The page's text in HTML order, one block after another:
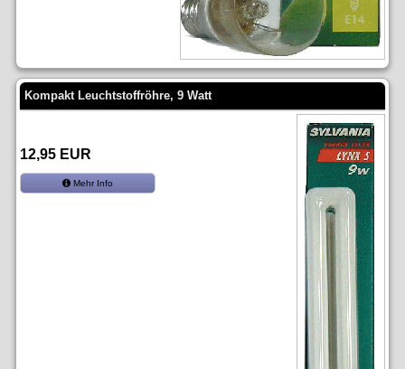
Kompakt Leuchtstoffröhre, 9 Watt
12,95 EUR
Mehr Info